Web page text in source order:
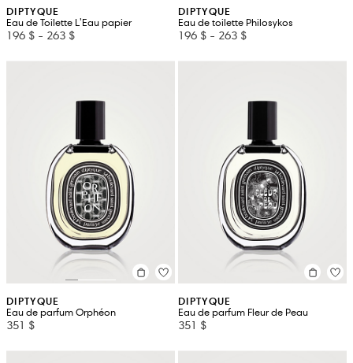
DIPTYQUE
Eau de Toilette L'Eau papier
196 $ - 263 $
DIPTYQUE
Eau de toilette Philosykos
196 $ - 263 $
DIPTYQUE
Eau de parfum Orphéon
351 $
DIPTYQUE
Eau de parfum Fleur de Peau
351 $